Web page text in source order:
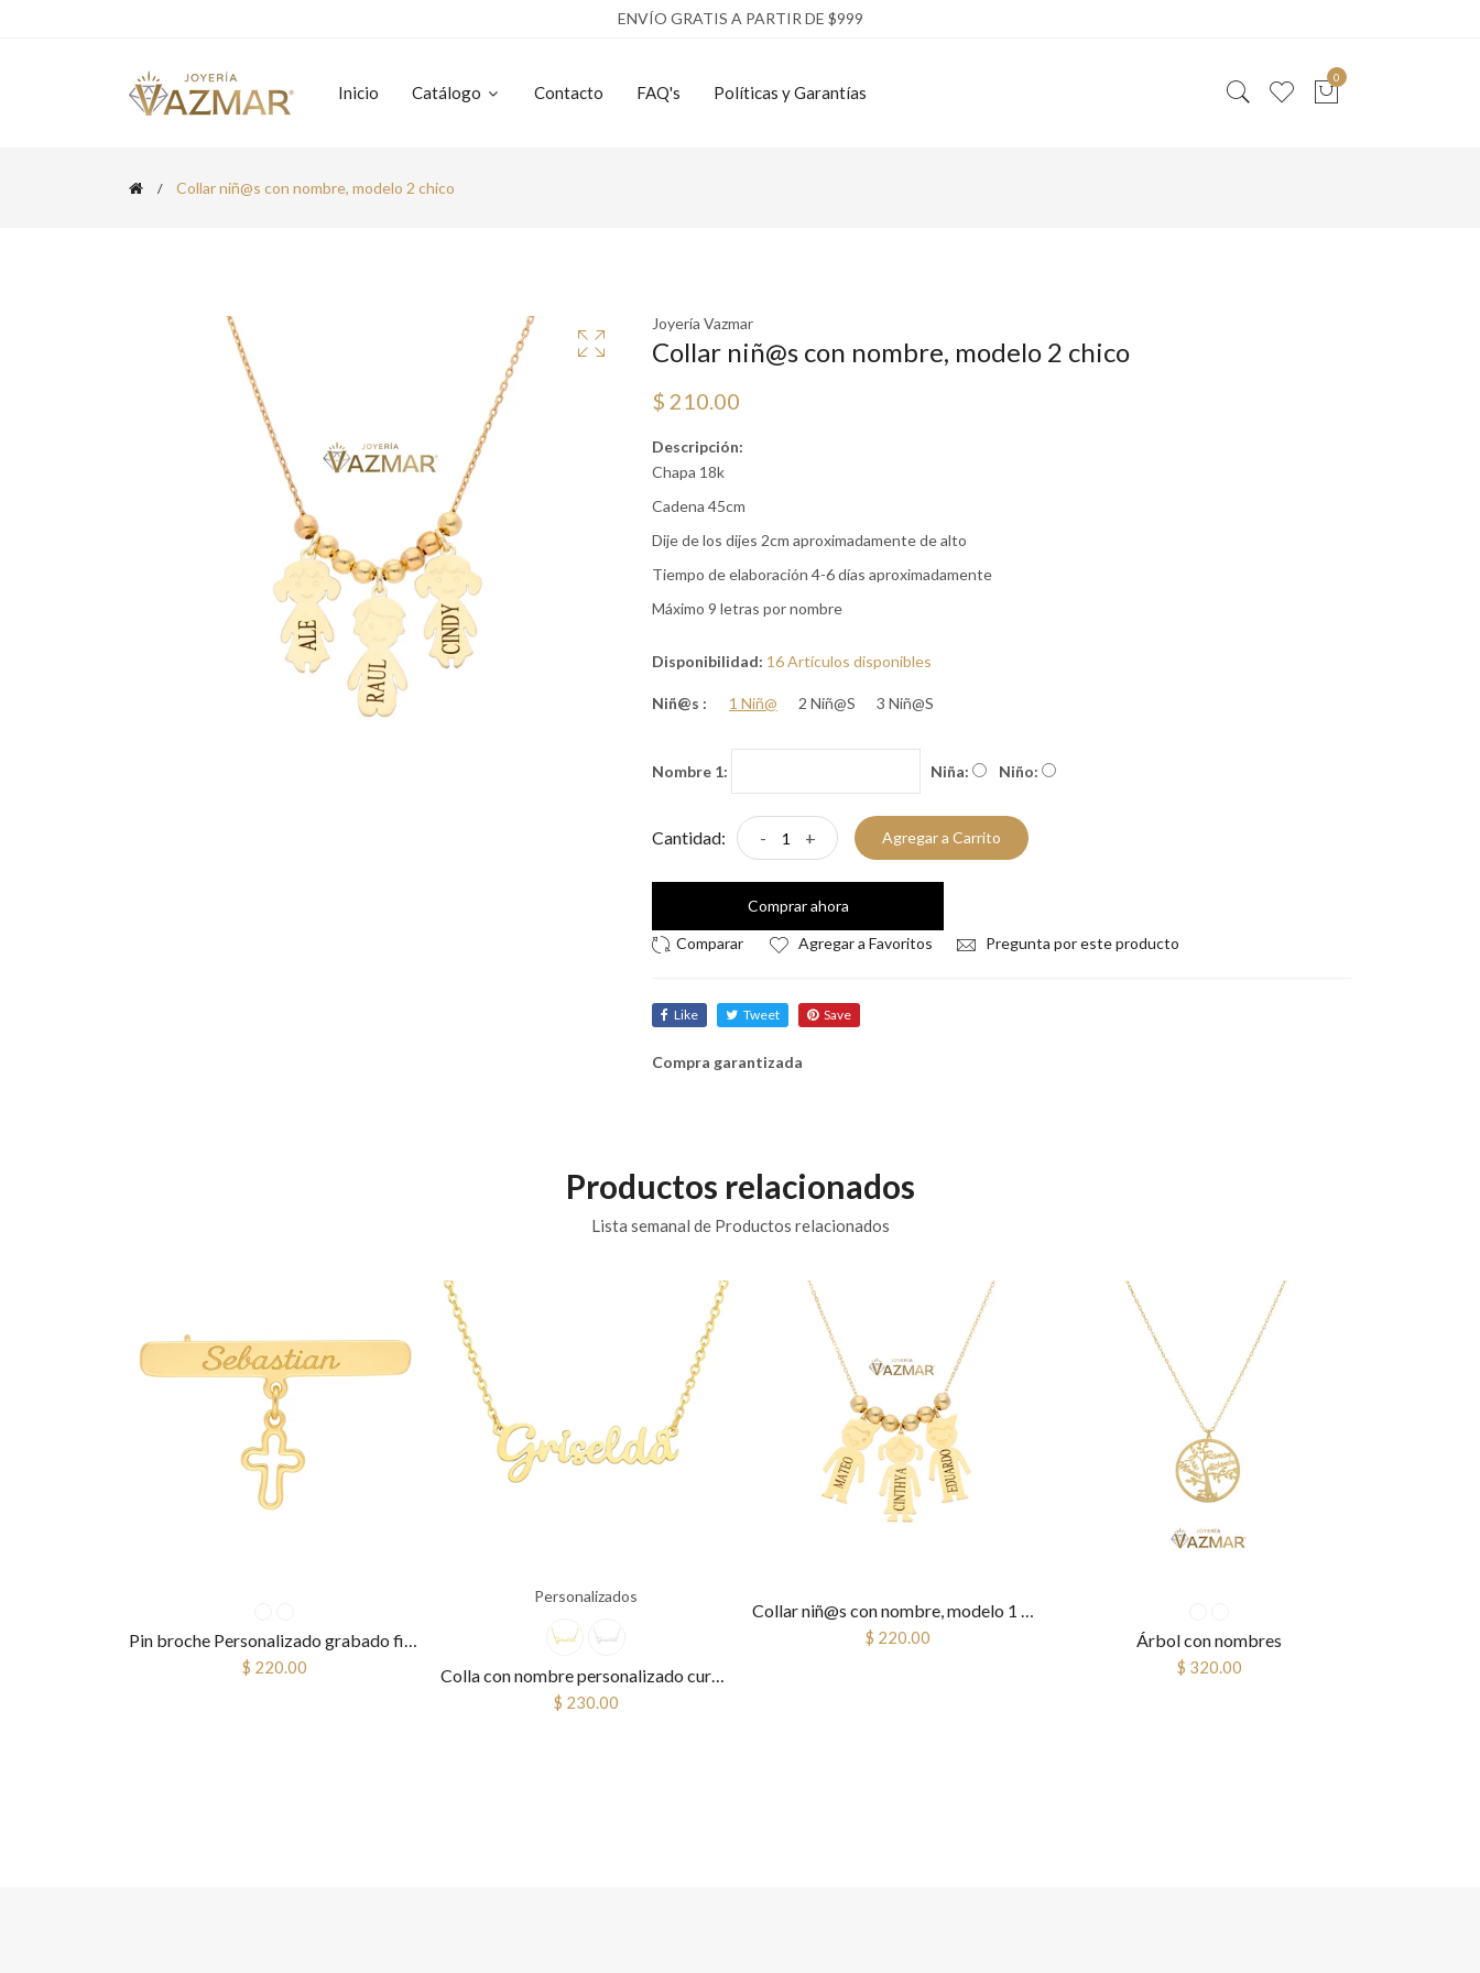
ENVÍO GRATIS A PARTIR DE $999
Inicio Catálogo Contacto FAQ's Políticas y Garantías
0
Collar niñ@s con nombre, modelo 2 chico
Joyería Vazmar
Collar niñ@s con nombre, modelo 2 chico
$ 210.00
Descripción:
Chapa 18k
Cadena 45cm
Dije de los dijes 2cm aproximadamente de alto
Tiempo de elaboración 4-6 días aproximadamente
Máximo 9 letras por nombre
Disponibilidad: 16 Artículos disponibles
Niñ@s : 1 Niñ@ 2 Niñ@s 3 Niñ@s
Nombre 1: Niña: Niño:
Cantidad: - + Agregar a Carrito
Comprar ahora
Agregar a Favoritos
Pregunta por este producto
Like Tweet Save
Compra garantizada
Productos relacionados
Lista semanal de Productos relacionados
Pin broche Personalizado grabado fistol prendedor bautizo primera comunión cruz
$ 220.00
Personalizados
Colla con nombre personalizado cursiva
$ 230.00
Collar niñ@s con nombre, modelo 1 grande
$ 220.00 Árbol con nombres
$ 320.00